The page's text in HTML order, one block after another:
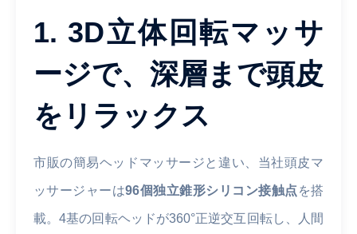
1. 3D立体回転マッサ
ージで、深層まで頭皮
をリラックス
市販の簡易ヘッドマッサージと違い、当社頭皮マ
ッサージャーは96個独立錐形シリコン接触点 を搭
載。4基の回転ヘッドが360°正逆交互回転し、人間